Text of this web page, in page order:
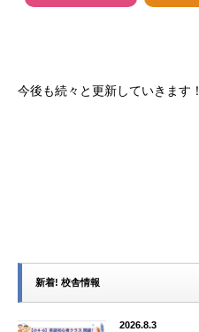
今後も続々と更新していきます！
新着! 校舎情報
2026.8.3